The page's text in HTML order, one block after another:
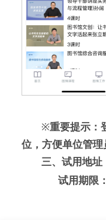
※重要提示：
位，方便单位管理
三、试用地址
试用期限：